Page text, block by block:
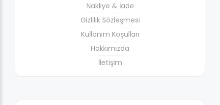
Nakliye & İade
Gizlilik Sözleşmesi
Kullanım Koşulları
Hakkımızda
İletişim